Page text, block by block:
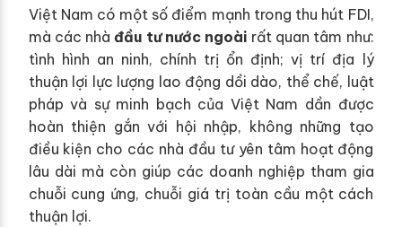
Việt Nam có một số điểm mạnh trong thu hút FDI,
mà các nhàđầu tư nước ngoài rất quan tâm như:
tình hình an ninh, chính trị ổn định; vị trí địa lý
thuận lợi lực lượng lao động dồi dào, thể chế, luật
pháp và sự minh bạch của Việt Nam dần được
hoàn thiện gắn với hội nhập, không những tạo
điều kiện cho các nhà đầu tư yên tâm hoạt động
lâu dài mà còn giúp các doanh nghiệp tham gia
chuỗi cung ứng, chuỗi giá trị toàn cầu một cách
thuận lợi.